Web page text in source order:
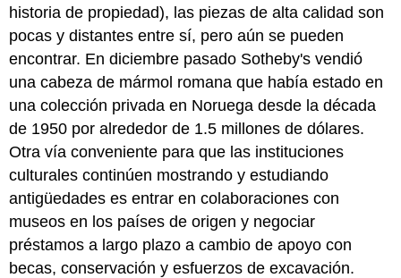
historia de propiedad), las piezas de alta calidad son
pocas y distantes entre sí, pero aún se pueden
encontrar. En diciembre pasado Sotheby's vendió
una cabeza de mármol romana que había estado en
una colección privada en Noruega desde la década
de 1950 por alrededor de 1.5 millones de dólares.
Otra vía conveniente para que las instituciones
culturales continúen mostrando y estudiando
antigüedades es entrar en colaboraciones con
museos en los países de origen y negociar
préstamos a largo plazo a cambio de apoyo con
becas, conservación y esfuerzos de excavación.